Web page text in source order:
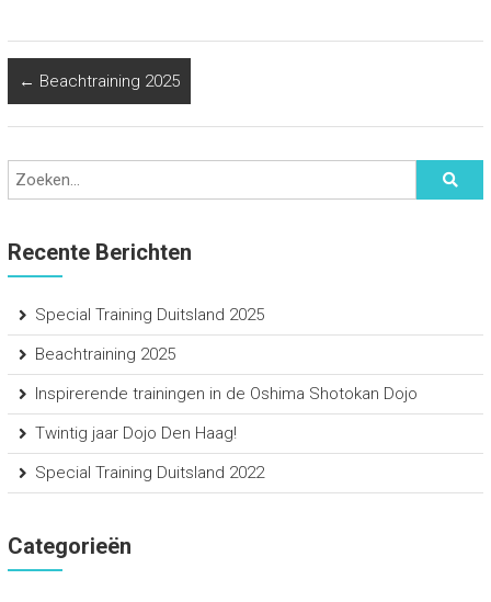
← Beachtraining 2025
Recente Berichten
Special Training Duitsland 2025
Beachtraining 2025
Inspirerende trainingen in de Oshima Shotokan Dojo
Twintig jaar Dojo Den Haag!
Special Training Duitsland 2022
Categorieën